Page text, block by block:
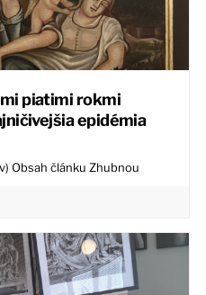
piatimi rokmi
epidémia
Obsah článku Zhubnou